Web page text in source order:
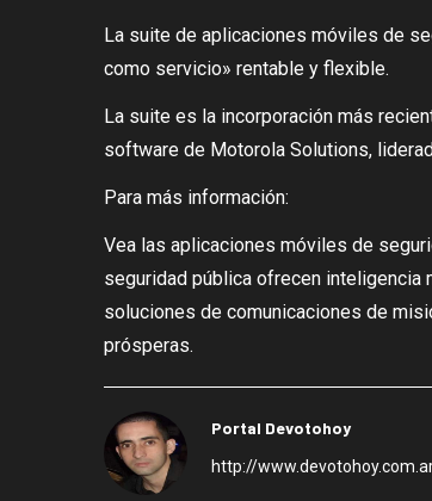
La suite de aplicaciones móviles de
como servicio» rentable y flexible.
La suite es la incorporación más
software de Motorola Solutions,
Para más información:
Vea las aplicaciones móviles de
seguridad pública ofrecen inteligencia
soluciones de comunicaciones de
prósperas.
Portal Devotohoy
http://